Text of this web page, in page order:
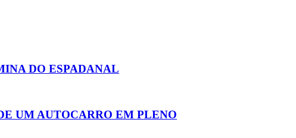
DO ESPADANAL
UM AUTOCARRO EM PLENO